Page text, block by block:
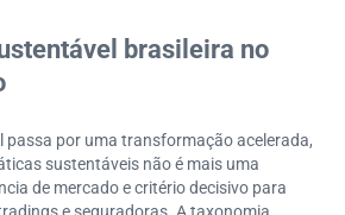
projetos reais e evitar o greenwashi
brasileira no
passa por uma transformação acelerada,
sustentáveis não é mais uma
de mercado e critério decisivo para